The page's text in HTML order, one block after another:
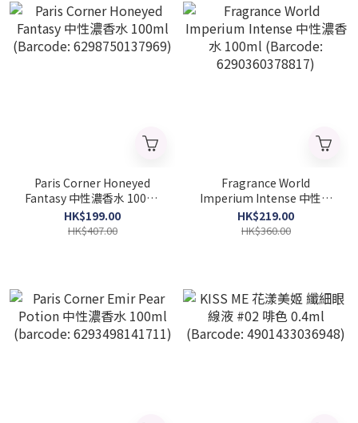
Paris Corner Honeyed
Fantasy 中性濃香水 100ml
(Barcode: 6298750137969)
HK$199.00
HK$407.00
Fragrance World
Imperium Intense 中性濃
香水 100ml (Barcode:
6290360378817)
HK$219.00
HK$360.00